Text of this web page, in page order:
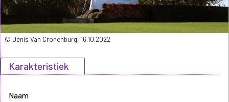
Karakteristiek
Naam
© Denis Van Cronenburg, 16.10.2022